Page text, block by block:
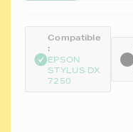
Compatible
:
EPSON
STYLUS DX
7250